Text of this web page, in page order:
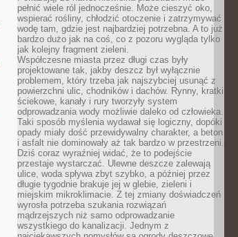
pełnić wiele ról jednocześnie. Może cieszyć oko,
wspierać rośliny, chłodzić otoczenie i zatrzymywać
wodę tam, gdzie jest najbardziej potrzebna. A to już
bardzo dużo jak na coś, co z pozoru wygląda tylko
jak kolejny fragment zieleni.
Współczesne miasta przez długi czas były
projektowane tak, jakby deszcz był wyłącznie
problemem, który trzeba jak najszybciej usunąć z
powierzchni ulic, chodników i dachów. Rynny, kratki
ściekowe, kanały i rury tworzyły system
odprowadzania wody możliwie daleko od człowieka.
Taki sposób myślenia wydawał się logiczny, dopóki
opady miały dość przewidywalny charakter, a beton
i asfalt nie dominowały aż tak bardzo w przestrzeni.
Dziś coraz wyraźniej widać, że to podejście
przestaje wystarczać. Ulewne deszcze zalewają
ulice, woda spływa zbyt szybko, a później przez
długie tygodnie brakuje jej w glebie, zieleni i
miejskim mikroklimacie. Z tej zmiany doświadczeń
wyrosła potrzeba szukania rozwiązań
mądrzejszych niż samo odprowadzanie
wszystkiego do kanalizacji. Jednym z